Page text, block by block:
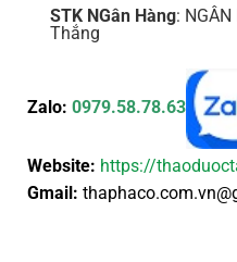
STK NGân Hàng: NGÂN
Thắng
Zalo: 0979.58.78.63
Website: https://
Gmail: